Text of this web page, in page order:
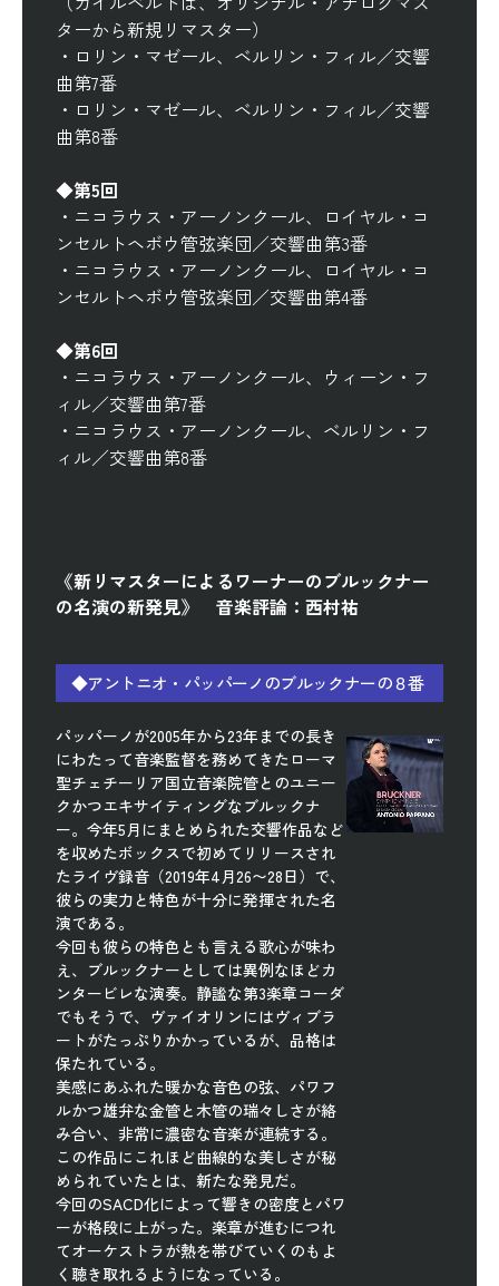
ターから新規リマスター）
・ ロリン・マゼール、ベルリン・フィル／交響
曲第7番
・ ロリン・マゼール、ベルリン・フィル／交響
曲第8番
◆第5回
・ ニコラウス・アーノンクール、ロイヤル・コ
ンセルトヘボウ管弦楽団／交響曲第3番
・ ニコラウス・アーノンクール、ロイヤル・コ
ンセルトヘボウ管弦楽団／交響曲第4番
◆第6回
・ ニコラウス・アーノンクール、ウィーン・フ
ィル／交響曲第7番
・ ニコラウス・アーノンクール、ベルリン・フ
ィル／交響曲第8番
《新リマスターによるワーナーのブルックナー
の名演の新発見》 音楽評論：西村祐
◆アントニオ・パッパーノのブルックナーの８番
パッパーノが2005年から23年までの長き
にわたって音楽監督を務めてきたローマ
聖チェチーリア国立音楽院管とのユニー
クかつエキサイティングなブルックナ
ー。今年5月にまとめられた交響作品など
を収めたボックスで初めてリリースされ
たライヴ録音（2019年4月26〜28日）で、
彼らの実力と特色が十分に発揮された名
演である。
今回も彼らの特色とも言える歌心が味わ
え、ブルックナーとしては異例なほどカ
ンタービレな演奏。静謐な第3楽章コーダ
でもそうで、ヴァイオリンにはヴィブラ
ートがたっぷりかかっているが、品格は
保たれている。
美感にあふれた暖かな音色の弦、パワフ
ルかつ雄弁な金管と木管の瑞々しさが絡
み合い、非常に濃密な音楽が連続する。
この作品にこれほど曲線的な美しさが秘
められていたとは、新たな発見だ。
今回のSACD化によって響きの密度とパワ
ーが格段に上がった。楽章が進むにつれ
てオーケストラが熱を帯びていくのもよ
く聴き取れるようになっている。